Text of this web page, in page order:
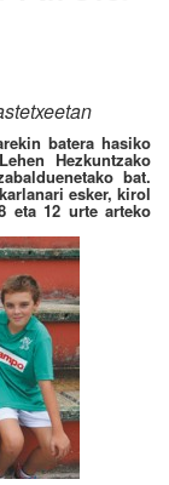
batera hasiko
Hezkuntzako
bat.
esker, kirol
eta 12 urte arteko